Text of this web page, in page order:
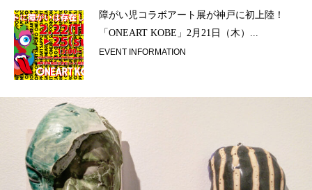
障がい児コラボアート展が神戸に初上陸！
「ONEART KOBE」2月21日（木）...
EVENT INFORMATION